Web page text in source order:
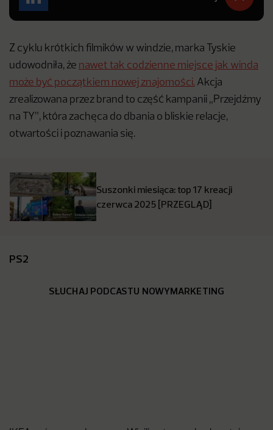
Z cyklu krótkich filmików w windzie, marka Tyskie
udowodniła, że nawet tak codzienne miejsce jak winda
może być początkiem nowej znajomości. Akcja
zrealizowana przez brand to część kampanii „Przejdźmy
na TY”, która zachęca do dbania o bliskie relacje,
otwartości i poznawania się.
Suszonki miesiąca: top 17 kreacji
czerwca 2025 [PRZEGLĄD]
PS2
SŁUCHAJ PODCASTU NOWYMARKETING